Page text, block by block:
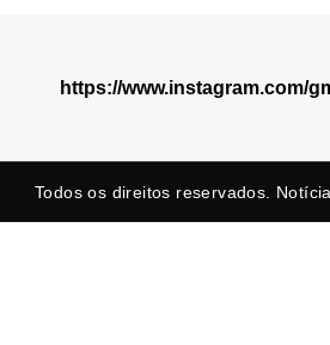
https://www.instagram.com/
Todos os direitos reservados.